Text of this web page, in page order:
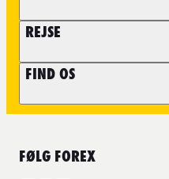
REJSE
FIND OS
FØLG FOREX